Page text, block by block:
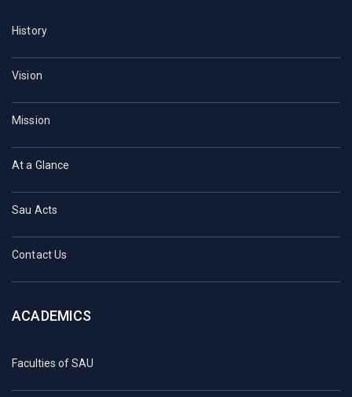
History
Vision
Mission
At a Glance
Sau Acts
Contact Us
ACADEMICS
Faculties of SAU